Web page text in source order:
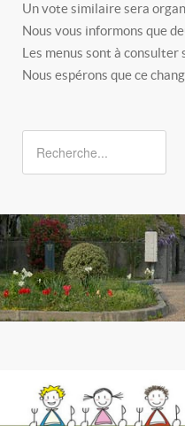
Un vote similaire sera
Nous vous informons que
Les menus sont à consulter
Nous espérons que ce